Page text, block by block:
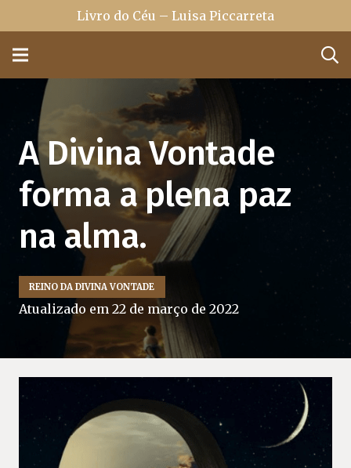
Livro do Céu – Luisa Piccarreta
A Divina Vontade
forma a plena paz
na alma.
REINO DA DIVINA VONTADE
Atualizado em 22 de março de 2022